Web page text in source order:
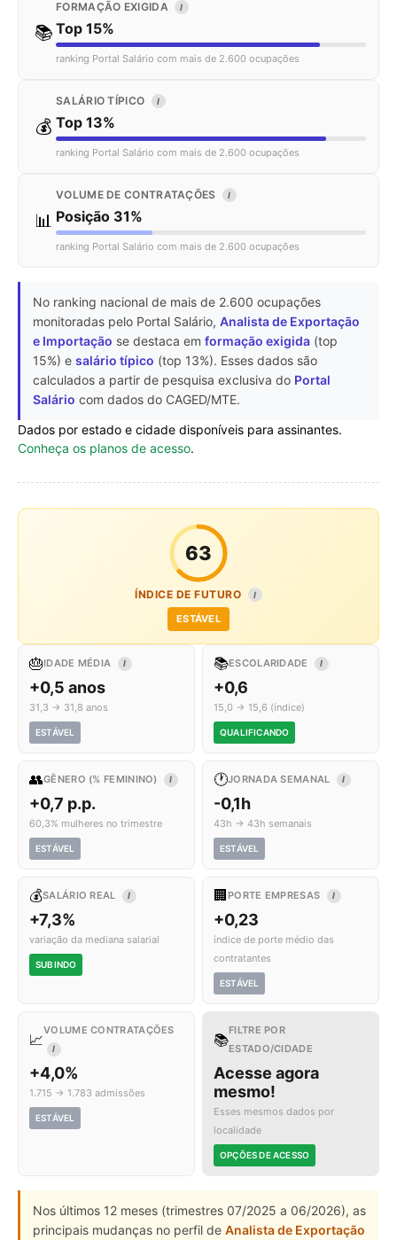
📚
FORMAÇÃO EXIGIDA I
Top 15%
ranking Portal Salário com mais de 2.600 ocupações
💰
SALÁRIO TÍPICO I
Top 13%
ranking Portal Salário com mais de 2.600 ocupações
📊
VOLUME DE CONTRATAÇÕES I
Posição 31%
ranking Portal Salário com mais de 2.600 ocupações
No ranking nacional de mais de 2.600 ocupações
monitoradas pelo Portal Salário, Analista de Exportação
e Importação se destaca em formação exigida (top
15%) e salário típico (top 13%). Esses dados são
calculados a partir de pesquisa exclusiva do Portal
Salário com dados do CAGED/MTE.
Dados por estado e cidade disponíveis para assinantes.
Conheça os planos de acesso.
63
ÍNDICE DE FUTURO I
ESTÁVEL
🎂IDADE MÉDIA I
+0,5 anos
31,3 → 31,8 anos
ESTÁVEL
📚ESCOLARIDADE I
+0,6
15,0 → 15,6 (índice)
QUALIFICANDO
👥GÊNERO (% FEMININO) I
+0,7 p.p.
60,3% mulheres no trimestre
ESTÁVEL
🕐JORNADA SEMANAL I
-0,1h
43h → 43h semanais
ESTÁVEL
💰SALÁRIO REAL I
+7,3%
variação da mediana salarial
SUBINDO
🏢 PORTE EMPRESAS I
+0,23
índice de porte médio das
contratantes
ESTÁVEL
📈
VOLUME CONTRATAÇÕES
I
+4,0%
1.715 → 1.783 admissões
ESTÁVEL
📚
FILTRE POR
ESTADO/CIDADE
Acesse agora
mesmo!
Esses mesmos dados por
localidade
OPÇÕES DE ACESSO
Nos últimos 12 meses (trimestres 07/2025 a 06/2026), as
principais mudanças no perfil de Analista de Exportação